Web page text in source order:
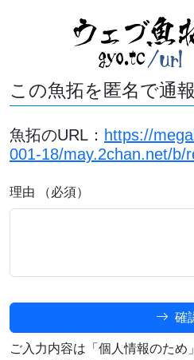
この魚拓を匿名で通
魚拓のURL： https://
001-18/may.2chan.net/b/
理由 （必須）
確
ご入力内容は「個人情報のため